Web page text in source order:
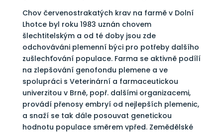
Chov červenostrakatých krav na farmě v Dolní
Lhotce byl roku 1983 uznán chovem
šlechtitelským a od té doby jsou zde
odchováváni plemenní býci pro potřeby dalšího
zušlechťování populace. Farma se aktivně podílí
na zlepšování genofondu plemene a ve
spolupráci s Veterinární a farmaceutickou
univerzitou v Brně, popř. dalšími organizacemi,
provádí přenosy embryí od nejlepších plemenic,
a snaží se tak dále posouvat genetickou
hodnotu populace směrem vpřed. Zemědělské